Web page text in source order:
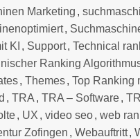
Marketing ,
,
KI , Support,Technical
Ranking
,Themes,Top Ranking
,TRA ,TRA – Software,
, UX ,video seo,web
Zofingen ,Webauftritt,